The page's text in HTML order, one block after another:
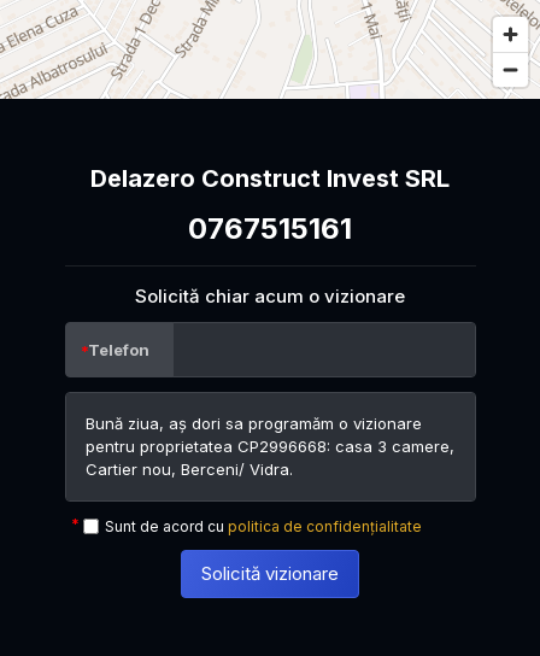
Delazero Construct Invest SRL
0767515161
Solicită chiar acum o vizionare
Telefon
Sunt de acord cu politica de confidențialitate
Solicită vizionare